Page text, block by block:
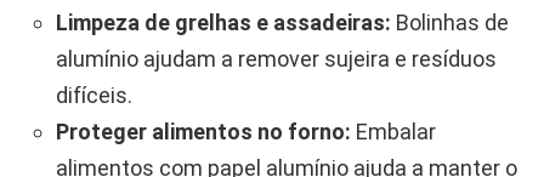
Limpeza de grelhas e assadeiras: Bolinhas de
alumínio ajudam a remover sujeira e resíduos
difíceis.
Proteger alimentos no forno: Embalar
alimentos com papel alumínio ajuda a manter o